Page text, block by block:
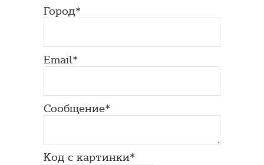
Город*
Email*
Сообщение*
Код с картинки*